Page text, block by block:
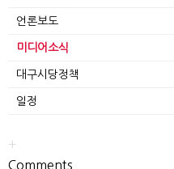
언론보도
미디어소식
대구시당정책
일정
+
Comments